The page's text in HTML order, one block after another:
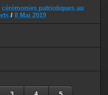
cérémonies patriotiques au
/ 8 Mai 2019